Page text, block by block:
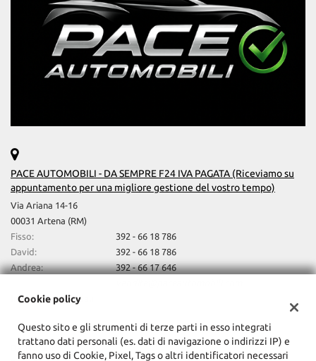
PACE AUTOMOBILI - DA SEMPRE F24 IVA PAGATA (Riceviamo su
appuntamento per una migliore gestione del vostro tempo)
Via Ariana 14-16
00031 Artena (RM)
Fisso:
392 - 66 18 786
David:
392 - 66 18 786
Andrea:
392 - 66 17 646
Indicazioni stradali
Dati fiscali:
Cookie policy
Questo sito e gli strumenti di terze parti in esso integrati
trattano dati personali (es. dati di navigazione o indirizzi IP) e
fanno uso di Cookie, Pixel, Tags o altri identificatori necessari